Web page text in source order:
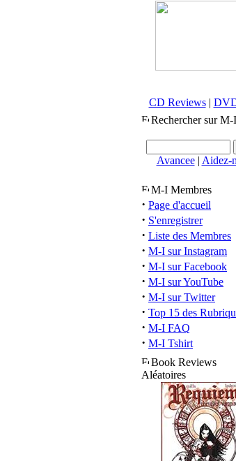
CD Reviews|
Rechercher sur M-I
Avancee| Aidez-
M-I Membres
· Page d'accueil
· S'enregistrer
· Liste des Membres
· M-I sur Instagram
· M-I sur Facebook
· M-I sur YouTube
· M-I sur Twitter
· Top 15 des
· M-I FAQ
· M-I Tshirt
Book Reviews
Aléatoires